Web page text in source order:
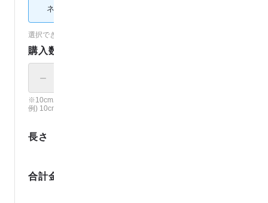
ネイビー
選択できないカラーは売り切れです。（
購入数
－
※10cm単位で、ご注文個数の長さでカット。
例) 10cm × 12 の場合、120cmでカット。
長さ
合計金額